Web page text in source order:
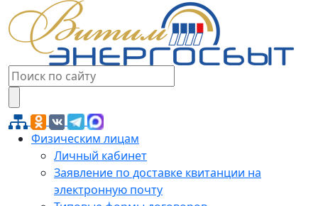
Физическим лицам
Личный кабинет
Заявление по доставке квитанции на
электронную почту